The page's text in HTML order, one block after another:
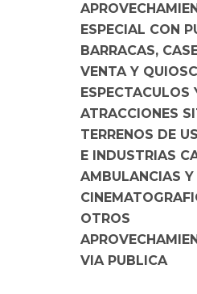
ESPECIAL CON
BARRACAS,
VENTA Y
ESPECTACULOS
ATRACCIONES
TERRENOS DE
E INDUSTRIAS
AMBULANCIAS Y
OTROS
VIA PUBLICA